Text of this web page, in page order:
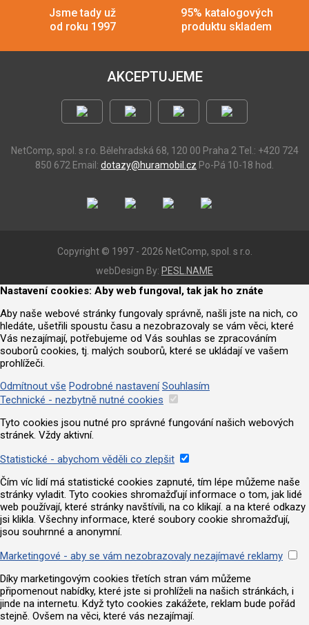
Jsme tady už
od roku 1997
95% katalogových
produktu skladem
AKCEPTUJEME
NetComp, spol. s r.o. Bělehradská 68, 120 00 Praha 2 Tel.: +420 724
850 672 Email: dotazy@huramobil.cz Po-Pá 10-18 hod.
Copyright © 1997 - 2026 NetComp, spol. s r.o.
webDesign By: PESL.NAME
Nastavení cookies: Aby web fungoval, tak jak ho znáte
Aby naše webové stránky fungovaly správně, našli jste na nich, co
hledáte, ušetřili spoustu času a nezobrazovaly se vám věci, které
Vás nezajímají, potřebujeme od Vás souhlas se zpracováním
souborů cookies, tj. malých souborů, které se ukládají ve vašem
prohlížeči.
Odmítnout vše Podrobné nastavení Souhlasím
Technické - nezbytně nutné cookies
Tyto cookies jsou nutné pro správné fungování našich webových
stránek. Vždy aktivní.
Statistické - abychom věděli co zlepšit
Čím víc lidí má statistické cookies zapnuté, tím lépe můžeme naše
stránky vyladit. Tyto cookies shromažďují informace o tom, jak lidé
web používají, které stránky navštívili, na co klikají. a na které odkazy
jsi klikla. Všechny informace, které soubory cookie shromažďují,
jsou souhrnné a anonymní.
Marketingové - aby se vám nezobrazovaly nezajímavé reklamy
Díky marketingovým cookies třetích stran vám můžeme
připomenout nabídky, které jste si prohlíželi na našich stránkách, i
jinde na internetu. Když tyto cookies zakážete, reklam bude pořád
stejně. Ovšem na věci, které vás nezajímají.